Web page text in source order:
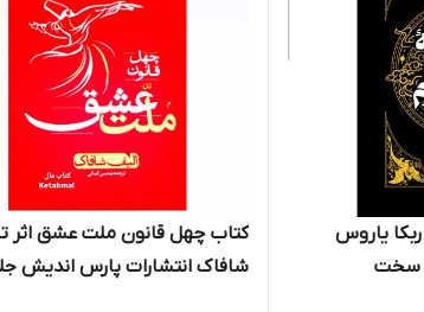
یاروس
سخت
کتاب چهل قانون ملت عشق اثر
شافاک انتشارات پارس اندیش